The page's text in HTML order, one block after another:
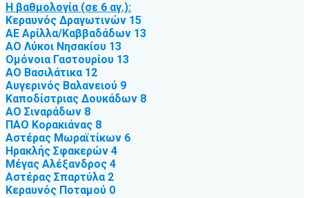
Η βαθμολογία (σε 6 αγ.):
Κεραυνός Δραγωτινών 15
ΑΕ Αρίλλα/Καββαδάδων 13
ΑΟ Λύκοι Νησακίου 13
Ομόνοια Γαστουρίου 13
ΑΟ Βασιλάτικα 12
Αυγερινός Βαλανειού 9
Καποδίστριας Δουκάδων 8
ΑΟ Σιναράδων 8
ΠΑΟ Κορακιάνας 8
Αστέρας Μωραϊτίκων 6
Ηρακλής Σφακερών 4
Μέγας Αλέξανδρος 4
Αστέρας Σπαρτύλα 2
Κεραυνός Ποταμού 0